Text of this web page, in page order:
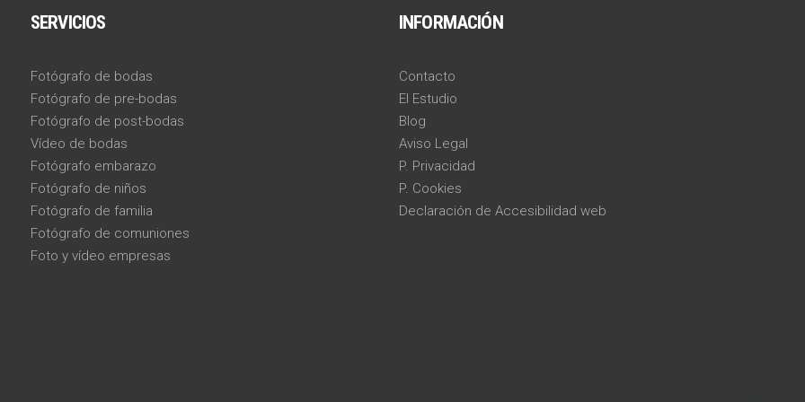
SERVICIOS
Fotógrafo de bodas
Fotógrafo de pre-bodas
Fotógrafo de post-bodas
Vídeo de bodas
Fotógrafo embarazo
Fotógrafo de niños
Fotógrafo de familia
Fotógrafo de comuniones
Foto y vídeo empresas
INFORMACIÓN
Contacto
El Estudio
Blog
Aviso Legal
P. Privacidad
P. Cookies
Declaración de Accesibilidad web